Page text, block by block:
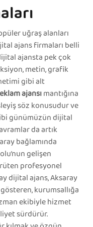
uğraş alanları
ajans firmaları belli
ajansta pek çok
metin, grafik
gibi alt
ajansımantığına
söz konusudur ve
günümüzün dijital
da artık
bağlamında
gelişen
profesyonel
dijital ajans, Aksaray
kurumsallığa
ekibiyle hizmet
sürdürür.